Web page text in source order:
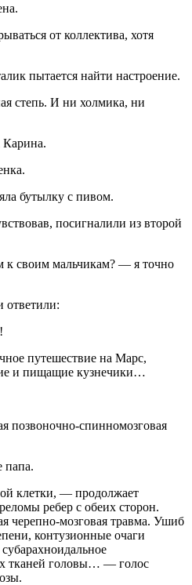
от коллектива, хотя
пытается найти настроение.
степь. И ни холмика, ни
Карина.
бутылку с пивом.
посигналили из второй
к своим мальчикам? — я точно
ответили:
путешествие на Марс,
и пищащие кузнечики…
позвоночно-спинномозговая
папа.
клетки, — продолжает
ребер с обеих сторон.
черепно-мозговая травма. Ушиб
контузионные очаги
тканей головы… — голос